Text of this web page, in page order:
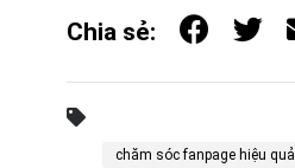
Chia sẻ:
chăm sóc fanpage hiệu quả